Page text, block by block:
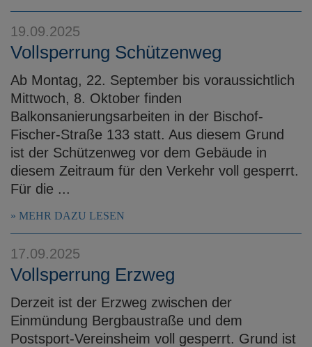
19.09.2025
Vollsperrung Schützenweg
Ab Montag, 22. September bis voraussichtlich
Mittwoch, 8. Oktober finden
Balkonsanierungsarbeiten in der Bischof-
Fischer-Straße 133 statt. Aus diesem Grund
ist der Schützenweg vor dem Gebäude in
diesem Zeitraum für den Verkehr voll gesperrt.
Für die ...
MEHR DAZU LESEN
17.09.2025
Vollsperrung Erzweg
Derzeit ist der Erzweg zwischen der
Einmündung Bergbaustraße und dem
Postsport-Vereinsheim voll gesperrt. Grund ist